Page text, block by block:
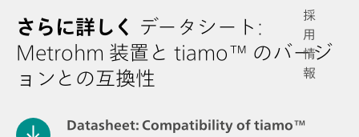
採
用
情
報
さらに詳しく
データシート:
Metrohm 装置と tiamo™ のバージ
ョンとの互換性
Datasheet: Compatibility of tiamo™